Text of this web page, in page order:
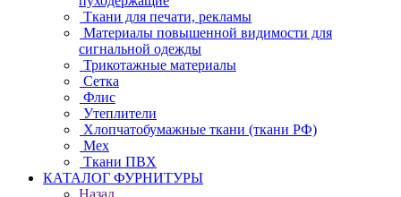
Ткани для печати, рекламы
Материалы повышенной видимости для
сигнальной одежды
Трикотажные материалы
Сетка
Флис
Утеплители
Хлопчатобумажные ткани (ткани РФ)
Мех
Ткани ПВХ
КАТАЛОГ ФУРНИТУРЫ
Назад